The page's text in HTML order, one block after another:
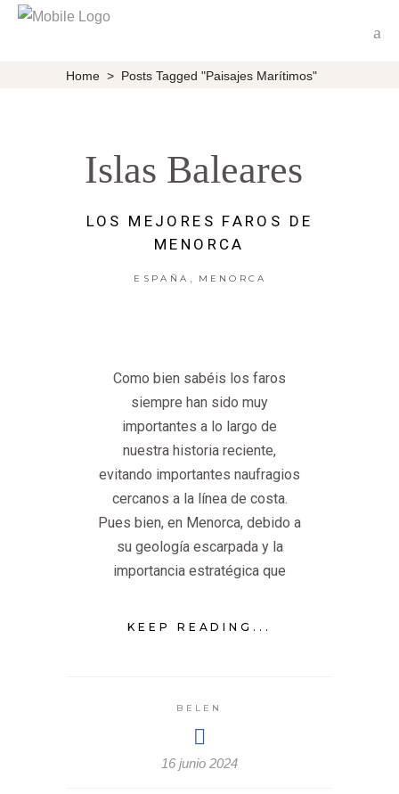
Home > Posts Tagged "paisajes Marítimos"
Islas Baleares
LOS MEJORES FAROS DE
MENORCA
ESPAÑA , MENORCA
Como bien sabéis los faros
siempre han sido muy
importantes a lo largo de
nuestra historia reciente,
evitando importantes naufragios
cercanos a la línea de costa.
Pues bien, en Menorca, debido a
su geología escarpada y la
importancia estratégica que
KEEP READING...
BELEN
16 junio 2024